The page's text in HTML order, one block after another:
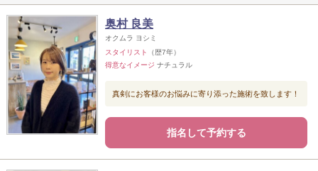
奥村 良美
オクムラ ヨシミ
スタイリスト
（歴7年）
得意なイメージ ナチュラル
真剣にお客様のお悩みに寄り添った施術を致します！
指名して予約する